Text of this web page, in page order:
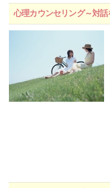
心理カウンセリング～対